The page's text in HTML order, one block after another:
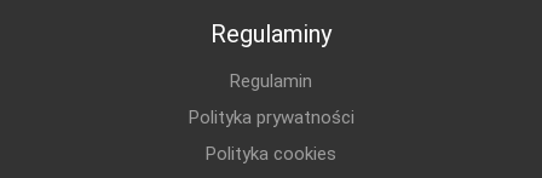
Regulaminy
Regulamin
Polityka prywatności
Polityka cookies